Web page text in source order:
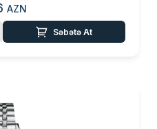
AZN
Səbətə At